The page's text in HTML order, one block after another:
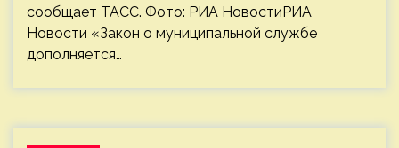
сообщает ТАСС. Фото: РИА НовостиРИА
Новости «Закон о муниципальной службе
дополняется…